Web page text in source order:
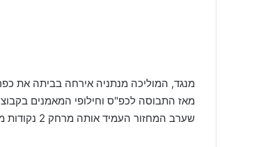
מנגד, המוליכה מנתניה אירחה בביתה את
מאז התבוסה לכפ"ס וחילופי המאמנים
שערב המחזור העמיד אותה מרחק 2 נקודות מהפועל עפולה שמעל לקו האדום.